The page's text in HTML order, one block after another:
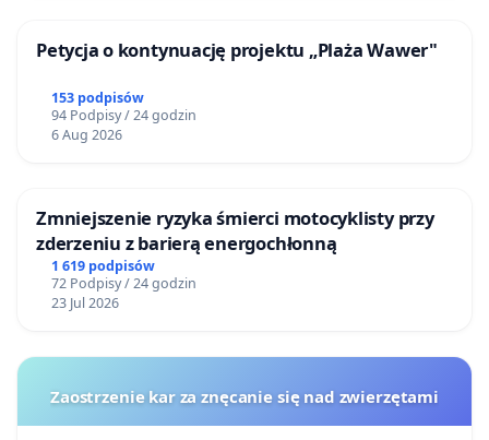
Petycja o kontynuację projektu „Plaża Wawer"
153 podpisów
94 Podpisy / 24 godzin
6 Aug 2026
Zmniejszenie ryzyka śmierci motocyklisty przy
zderzeniu z barierą energochłonną
1 619 podpisów
72 Podpisy / 24 godzin
23 Jul 2026
Zaostrzenie kar za znęcanie się nad zwierzętami